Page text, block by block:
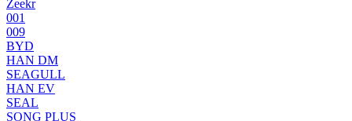
Zeekr
001
009
BYD
HAN DM
SEAGULL
HAN EV
SEAL
SONG PLUS